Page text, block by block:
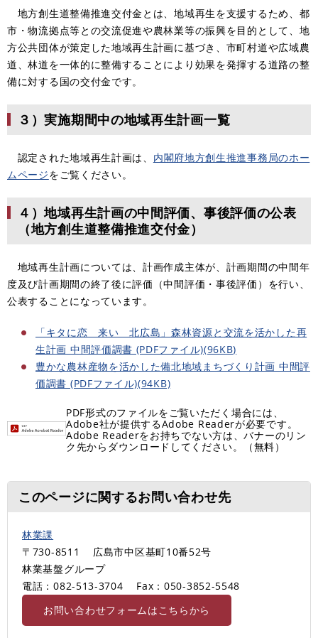
地方創生道整備推進交付金とは、地域再生を支援するため、都
市・物流拠点等との交流促進や農林業等の振興を目的として、地
方公共団体が策定した地域再生計画に基づき、市町村道や広域農
道、林道を一体的に整備することにより効果を発揮する道路の整
備に対する国の交付金です。
３）実施期間中の地域再生計画一覧
認定された地域再生計画は、 内閣府地方創生推進事務局のホー
ムページ​をご覧ください。
４）地域再生計画の中間評価、事後評価の公表
（地方創生道整備推進交付金）
地域再生計画については、計画作成主体が、計画期間の中間年
度及び計画期間の終了後に評価（中間評価・事後評価）を行い、
公表することになっています。
「キタに恋 来い 北広島」森林資源と交流を活かした再
生計画 中間評価調書​ (PDFファイル)(96KB)
豊かな農林産物を活かした備北地域まちづくり計画 中間評
価調書​ (PDFファイル)(94KB)
PDF形式のファイルをご覧いただく場合には、
Adobe社が提供するAdobe Readerが必要です。
Adobe Readerをお持ちでない方は、バナーのリン
ク先からダウンロードしてください。（無料）
このページに関するお問い合わせ先
林業課
〒730-8511
広島市中区基町10番52号
林業基盤グループ
電話：082-513-3704
Fax：050-3852-5548
お問い合わせフォームはこちらから